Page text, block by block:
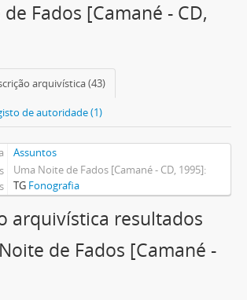
Fados [Camané - CD,
arquivística (43)
de autoridade (1)
Assuntos
Uma Noite de Fados [Camané - CD, 1995]
TG Fonografia
arquivística resultados
de Fados [Camané -